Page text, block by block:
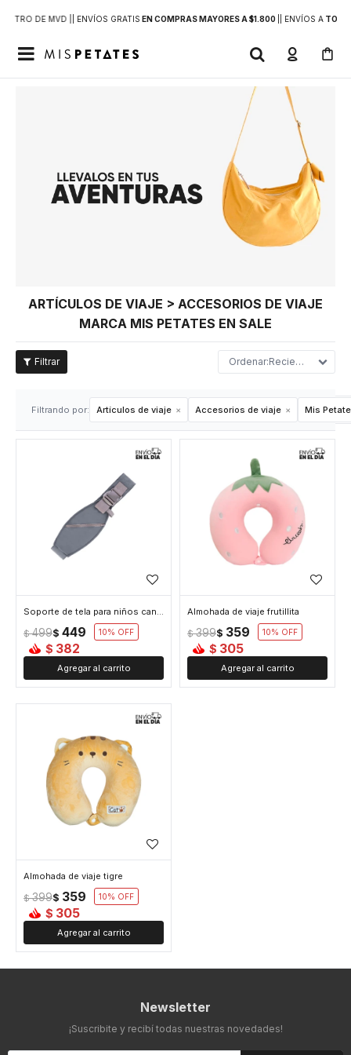
DE MVD | | ENVÍOS GRATIS EN COMPRAS MAYORES A $1.800 | ENVÍOS ATODO

ARTÍCULOS DE VIAJE > ACCESORIOS DE VIAJE
MARCA MIS PETATES EN SALE
Recientes
Filtrando por: Artículos de viaje Accesorios de viaje Mis
Soporte de tela para niños canguro
$ 449
$ 499 10
$ 382
Almohada de viaje frutillita
$ 359
$ 399 10
$ 305
Almohada de viaje tigre
$ 359
$ 399 10
$ 305
Newsletter
¡Suscribite y recibí todas nuestras novedades!